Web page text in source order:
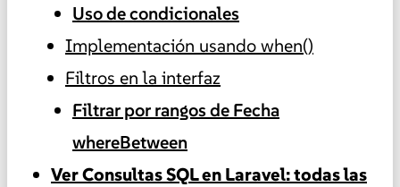
Uso de condicionales
Implementación usando when()
Filtros en la interfaz
Filtrar por rangos de Fecha
whereBetween
Ver Consultas SQL en Laravel: todas las